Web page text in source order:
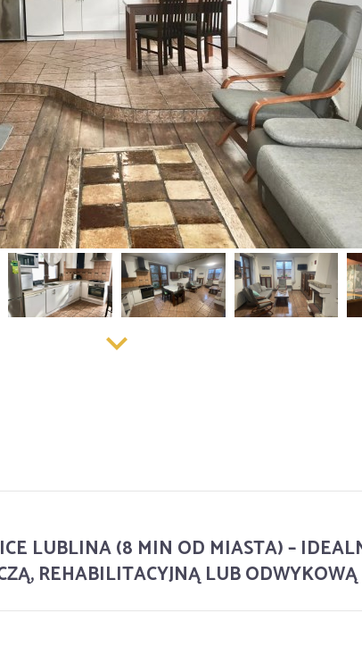
LUBLINA (8 MIN OD MIASTA) –
REHABILITACYJNĄ LUB ODWYKOWĄ